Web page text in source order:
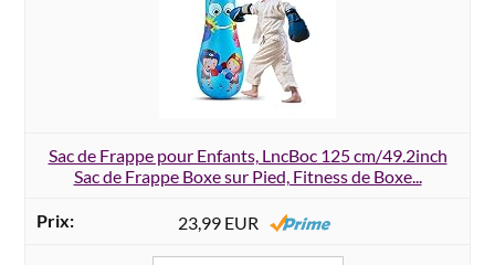
Sac de Frappe pour Enfants, LncBoc 125 cm/49.2inch
Sac de Frappe Boxe sur Pied, Fitness de Boxe...
23,99 EUR